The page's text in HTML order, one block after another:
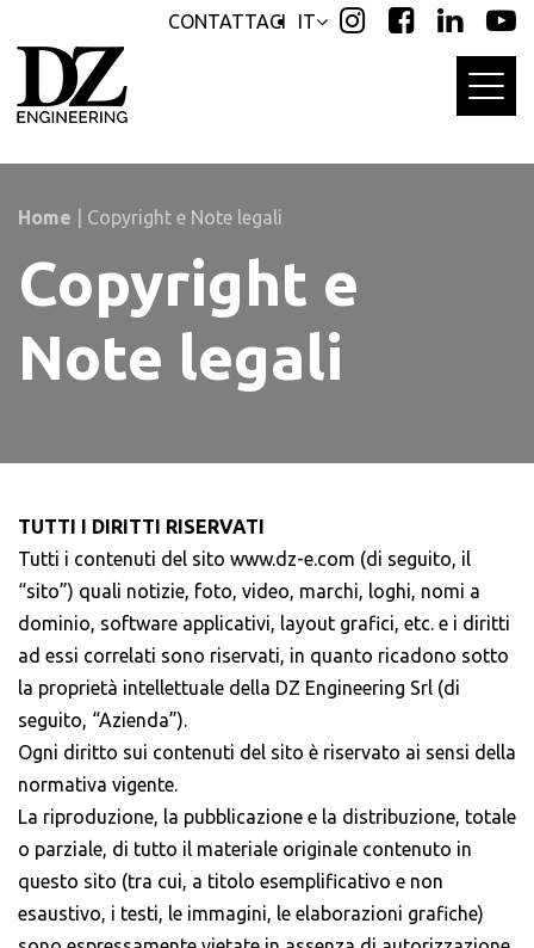
links
to
primary
navigation
content
IT
CONTATTACI
Home Copyright e Note legali
Copyright e
Note legali
TUTTI I DIRITTI RISERVATI
Tutti i contenuti del sito www.dz-e.com (di seguito, il
“sito”) quali notizie, foto, video, marchi, loghi, nomi a
dominio, software applicativi, layout grafici, etc. e i diritti
ad essi correlati sono riservati, in quanto ricadono sotto
la proprietà intellettuale della DZ Engineering Srl (di
seguito, “Azienda”).
Ogni diritto sui contenuti del sito è riservato ai sensi della
normativa vigente.
La riproduzione, la pubblicazione e la distribuzione, totale
o parziale, di tutto il materiale originale contenuto in
questo sito (tra cui, a titolo esemplificativo e non
esaustivo, i testi, le immagini, le elaborazioni grafiche)